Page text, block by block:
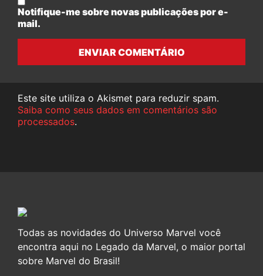
Notifique-me sobre novas publicações por e-
mail.
ENVIAR COMENTÁRIO
Este site utiliza o Akismet para reduzir spam.
Saiba como seus dados em comentários são
processados.
Todas as novidades do Universo Marvel você
encontra aqui no Legado da Marvel, o maior portal
sobre Marvel do Brasil!